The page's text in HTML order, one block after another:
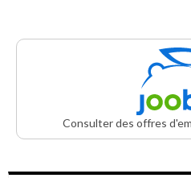
Consulter des offres